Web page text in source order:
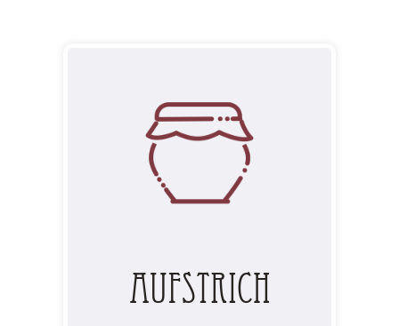
Aufstrich